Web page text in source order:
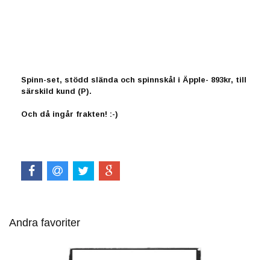
Spinn-set, stödd slända och spinnskål i Äpple- 893kr, till
särskild kund (P).
Och då ingår frakten! :-)
Andra favoriter